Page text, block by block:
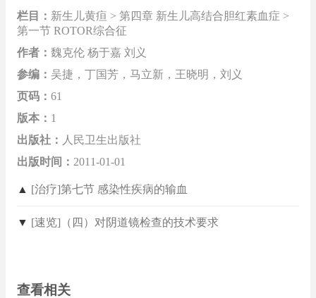
栏目： 新生儿黄疸 > 第四章 新生儿高结合胆红素血症 >
第一节 ROTOR综合征
作者： 魏克伦 杨于嘉 刘义
参编： 吴捷，丁国芳，马立新，王晓明，刘义
页码： 61
版本： 1
出版社： 人民卫生出版社
出版时间： 2011-01-01
▲ [治疗]第七节 感染性疾病的输血
▼ [速览]（四）对阴道镜检查的技术要求
查看相关